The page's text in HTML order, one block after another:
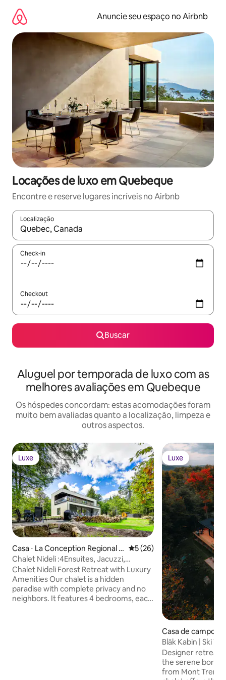
para
conteúdo
Anuncie seu espaço no Airbnb
Locações de luxo em Quebeque
Encontre e reserve lugares incríveis no Airbnb
Localização
Quando os resultados estiverem disponíveis, explore-os
Check-in
Checkout
Buscar
Aluguel por temporada de luxo com as
melhores avaliações em Quebeque
Os hóspedes concordam: estas acomodações foram
muito bem avaliadas quanto a localização, limpeza e
outros aspectos.
Luxe
Luxe
Casa ⋅ La Conception Regional C
ounty Municipality
5 de uma avaliação média
5 (26)
Chalet Nideli :4Ensuites, Jacuzzi,
Sauna,Cozy Yard
Chalet Nideli Forest Retreat with Luxury
Amenities Our chalet is a hidden
paradise with complete privacy and no
neighbors. It features 4 bedrooms, each
Luxe
Luxe
Casa de campo ⋅
des Regional
ality
Bläk Kabin | Ski
Tub & Yoga
Designer retreat
the serene
from Mont